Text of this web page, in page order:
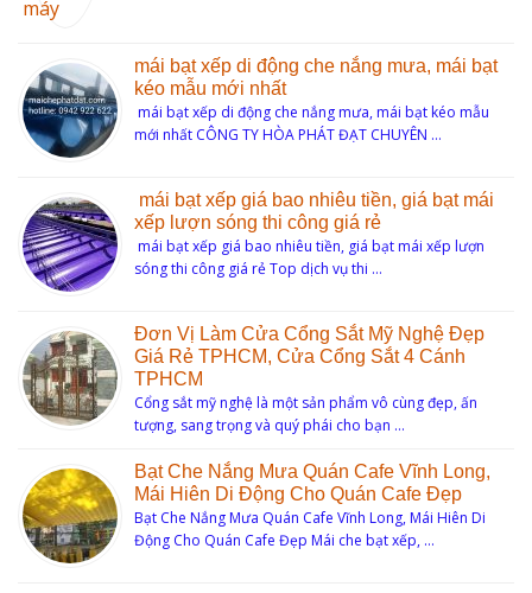
mái bạt xếp di động che nắng mưa, mái bạt
kéo mẫu mới nhất
mái bạt xếp di động che nắng mưa, mái bạt kéo mẫu
mới nhất CÔNG TY HÒA PHÁT ĐẠT CHUYÊN …
mái bạt xếp giá bao nhiêu tiền, giá bạt mái
xếp lượn sóng thi công giá rẻ
mái bạt xếp giá bao nhiêu tiền, giá bạt mái xếp lượn
sóng thi công giá rẻ Top dịch vụ thi …
Đơn Vị Làm Cửa Cổng Sắt Mỹ Nghệ Đẹp
Giá Rẻ TPHCM, Cửa Cổng Sắt 4 Cánh
TPHCM
Cổng sắt mỹ nghệ là một sản phẩm vô cùng đẹp, ấn
tượng, sang trọng và quý phái cho bạn …
Bạt Che Nắng Mưa Quán Cafe Vĩnh Long,
Mái Hiên Di Động Cho Quán Cafe Đẹp
Bạt Che Nắng Mưa Quán Cafe Vĩnh Long, Mái Hiên Di
Động Cho Quán Cafe Đẹp Mái che bạt xếp, …